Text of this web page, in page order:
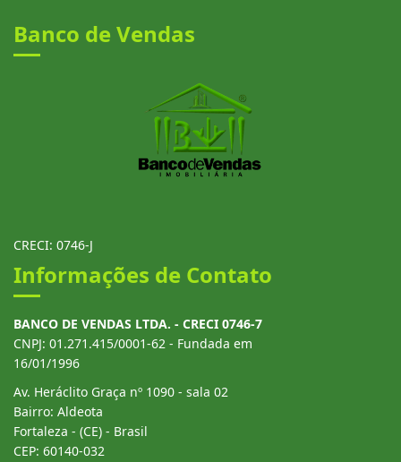
Banco de Vendas
CRECI: 0746-J
Informações de Contato
BANCO DE VENDAS LTDA. - CRECI 0746-7
CNPJ: 01.271.415/0001-62 - Fundada em
16/01/1996
Av. Heráclito Graça nº 1090 - sala 02
Bairro: Aldeota
Fortaleza - (CE) - Brasil
CEP: 60140-032